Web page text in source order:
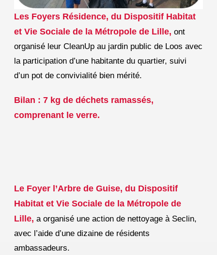
Les Foyers Résidence, du Dispositif Habitat
et Vie Sociale de la Métropole de Lille, ont
organisé leur CleanUp au jardin public de Loos avec
la participation d’une habitante du quartier, suivi
d’un pot de convivialité bien mérité.
Bilan : 7 kg de déchets ramassés,
comprenant le verre.
Le Foyer l’Arbre de Guise, du Dispositif
Habitat et Vie Sociale de la Métropole de
Lille, a organisé une action de nettoyage à Seclin,
avec l’aide d’une dizaine de résidents
ambassadeurs.